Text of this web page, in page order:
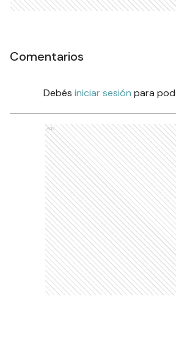
Comentarios
Debés iniciar sesión para
Ads